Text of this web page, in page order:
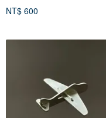
NT$ 600